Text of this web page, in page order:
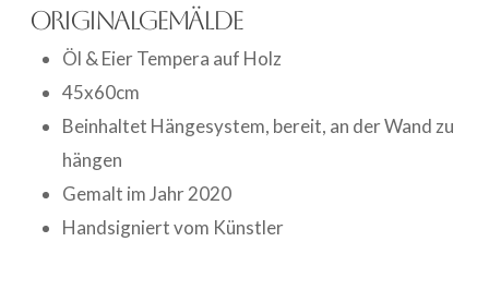
Originalgemälde
Öl & Eier Tempera auf Holz
45x60cm
Beinhaltet Hängesystem, bereit, an der Wand zu
hängen
Gemalt im Jahr 2020
Handsigniert vom Künstler